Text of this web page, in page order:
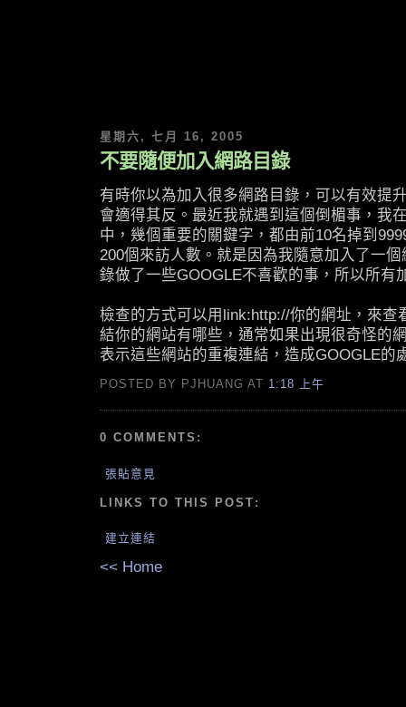
星期六, 七月 16, 2005
不要隨便加入網路目錄
有時你以為加入很多網路目錄，可以有效提
會適得其反。最近我就遇到這個倒楣事，我
中，幾個重要的關鍵字，都由前10名掉到
200個來訪人數。就是因為我隨意加入了一
錄做了一些GOOGLE不喜歡的事，所以所有
檢查的方式可以用link:http://你的網址，來查
結你的網站有哪些，通常如果出現很奇怪的
表示這些網站的重複連結，造成GOOGLE的
POSTED BY PJHUANG AT 1:18 上午
0 COMMENTS:
張貼意見
LINKS TO THIS POST:
建立連結
<< Home